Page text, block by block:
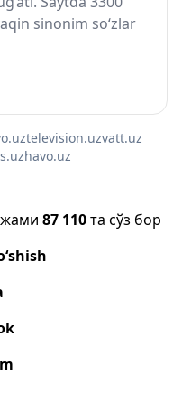
sinonim so‘zlar
television.uzvatt.uz
havo.uz
жами 87 110та сўз бор